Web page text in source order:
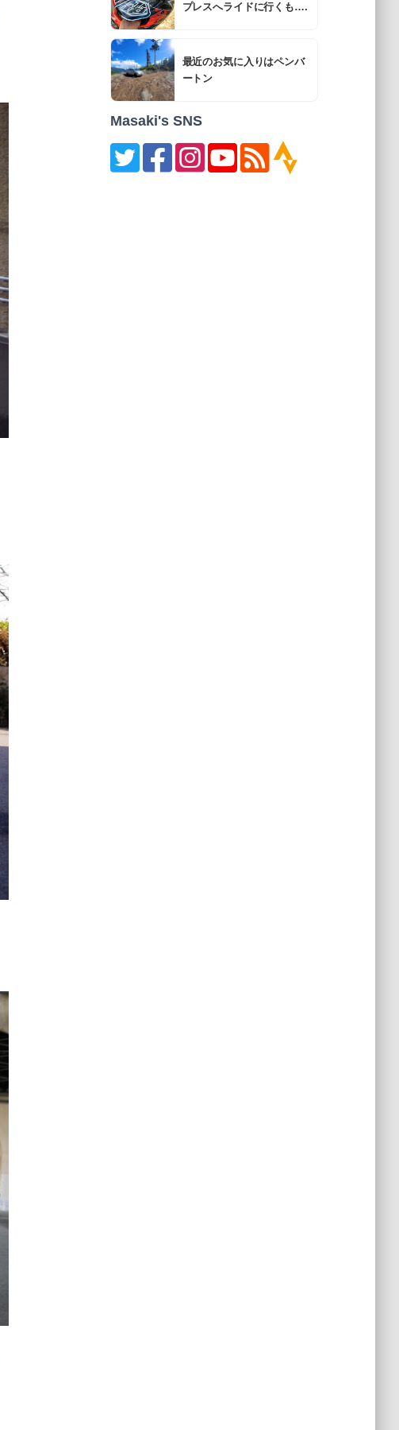
プレスへライドに行くも….
最近のお気に入りはペンバ
ートン
Masaki's SNS